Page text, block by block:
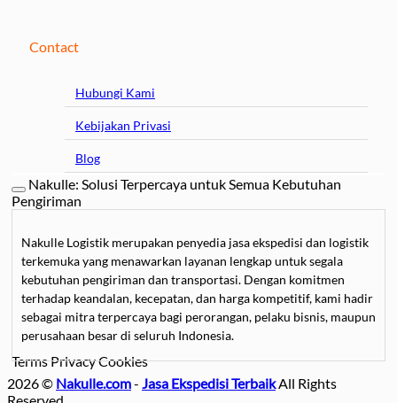
Contact
Hubungi Kami
Kebijakan Privasi
Blog
Nakulle: Solusi Terpercaya untuk Semua Kebutuhan
Pengiriman
Nakulle Logistik merupakan penyedia jasa ekspedisi dan logistik
terkemuka yang menawarkan layanan lengkap untuk segala
kebutuhan pengiriman dan transportasi. Dengan komitmen
terhadap keandalan, kecepatan, dan harga kompetitif, kami hadir
sebagai mitra terpercaya bagi perorangan, pelaku bisnis, maupun
perusahaan besar di seluruh Indonesia.
Kami mengkhususkan diri dalam
dari paket kecil hingga kargo besar, dengan pilihan layanan darat,
TermsPrivacyCookies
2026 © Nakulle.com- Jasa Ekspedisi TerbaikAll Rights
Reserved.